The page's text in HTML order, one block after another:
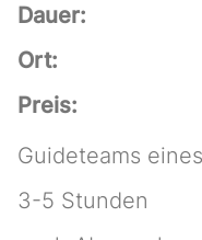
Dauer:
Ort:
Preis:
Guideteams
3-5 Stunden